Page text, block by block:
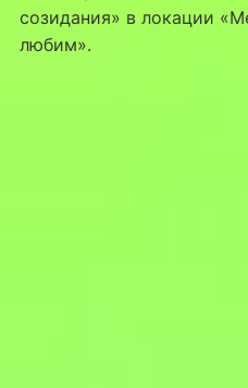
созидания» в локации
любим».